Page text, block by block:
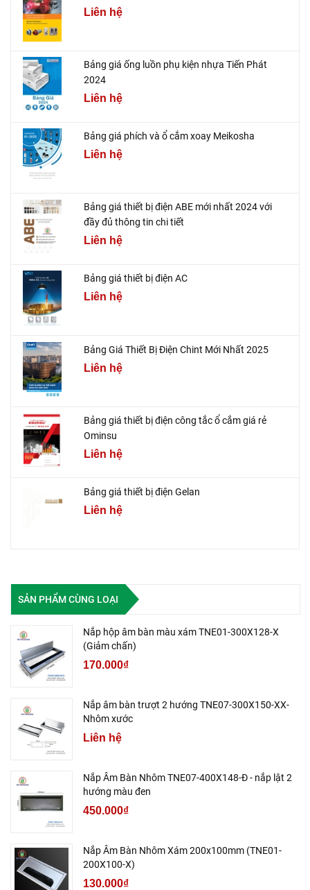
Liên hệ
Bảng giá ống luồn phụ kiện nhựa Tiến Phát
2024
Liên hệ
Bảng giá phích và ổ cắm xoay Meikosha
Liên hệ
Bảng giá thiết bị điện ABE mới nhất 2024 với
đầy đủ thông tin chi tiết
Liên hệ
Bảng giá thiết bị điện AC
Liên hệ
Bảng Giá Thiết Bị Điện Chint Mới Nhất 2025
Liên hệ
Bảng giá thiết bị điện công tắc ổ cắm giá rẻ
Ominsu
Liên hệ
Bảng giá thiết bị điện Gelan
Liên hệ
SẢN PHẨM CÙNG LOẠI
Nắp hộp âm bàn màu xám TNE01-300X128-X
(Giảm chấn)
170.000₫
Nắp âm bàn trượt 2 hướng TNE07-300X150-XX-
Nhôm xước
Liên hệ
Nắp Âm Bàn Nhôm TNE07-400X148-Đ - nắp lật 2
hướng màu đen
450.000₫
Nắp Âm Bàn Nhôm Xám 200x100mm (TNE01-
200X100-X)
130.000₫